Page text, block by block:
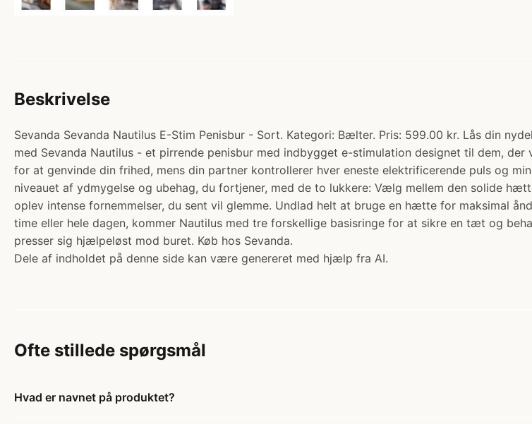
Beskrivelse
Sevanda Sevanda Nautilus E-Stim Penisbur - Sort. Kategori: Bælter. Pris: 599.00 kr. Lås din
med Sevanda Nautilus - et pirrende penisbur med indbygget e-stimulation designet til dem,
for at genvinde din frihed, mens din partner kontrollerer hver eneste elektrificerende puls og
niveauet af ydmygelse og ubehag, du fortjener, med de to lukkere: Vælg mellem den solide
oplev intense fornemmelser, du sent vil glemme. Undlad helt at bruge en hætte for maksimal
time eller hele dagen, kommer Nautilus med tre forskellige basisringe for at sikre en tæt og
presser sig hjælpeløst mod buret. Køb hos Sevanda.
Dele af indholdet på denne side kan være genereret med hjælp fra AI.
Ofte stillede spørgsmål
Hvad er navnet på produktet?